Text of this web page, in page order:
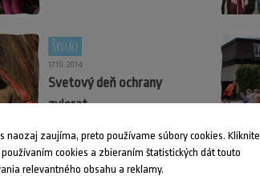
Školáci
17.10.2014
Svetový deň ochrany
zvierat
Svetový deň ochrany zvierat – 4.
október bol ustanovený na
Európskej konfer...
naozaj zaujíma, preto používame súbory cookies. Kliknite
cookies a zbieraním štatistických dát touto
relevantného obsahu a reklamy.